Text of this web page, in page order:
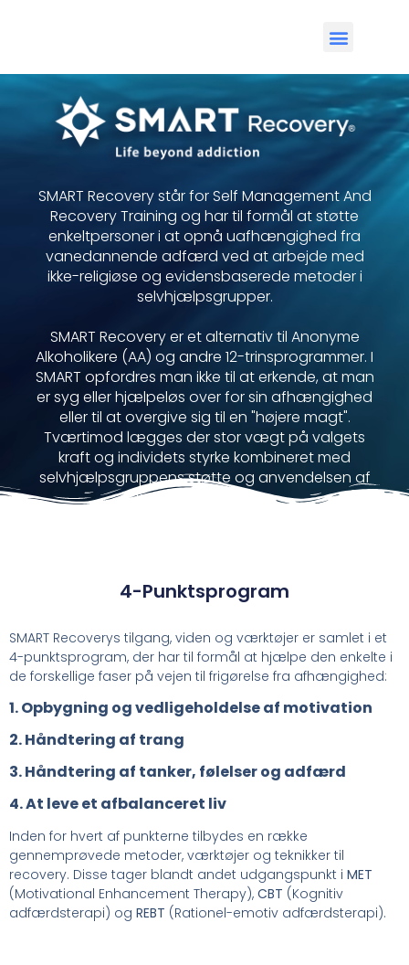
SMART Recovery står for Self Management And
Recovery Training og har til formål at støtte
enkeltpersoner i at opnå uafhængighed fra
vanedannende adfærd ved at arbejde med
ikke-religiøse og evidensbaserede metoder i
selvhjælpsgrupper.
SMART Recovery er et alternativ til Anonyme
Alkoholikere (AA) og andre 12-trinsprogrammer. I
SMART opfordres man ikke til at erkende, at man
er syg eller hjælpeløs over for sin afhængighed
eller til at overgive sig til en "højere magt".
Tværtimod lægges der stor vægt på valgets
kraft og individets styrke kombineret med
selvhjælpsgruppens støtte og anvendelsen af
kognitive værktøjer.
4-Punktsprogram
SMART Recoverys tilgang, viden og værktøjer er samlet i et
4-punktsprogram, der har til formål at hjælpe den enkelte i
de forskellige faser på vejen til frigørelse fra afhængighed:
1. Opbygning og vedligeholdelse af motivation
2. Håndtering af trang
3. Håndtering af tanker, følelser og adfærd
4. At leve et afbalanceret liv
Inden for hvert af punkterne tilbydes en række
gennemprøvede metoder, værktøjer og teknikker til
recovery. Disse tager blandt andet udgangspunkt i MET
(Motivational Enhancement Therapy), CBT (Kognitiv
adfærdsterapi) og REBT (Rationel-emotiv adfærdsterapi).